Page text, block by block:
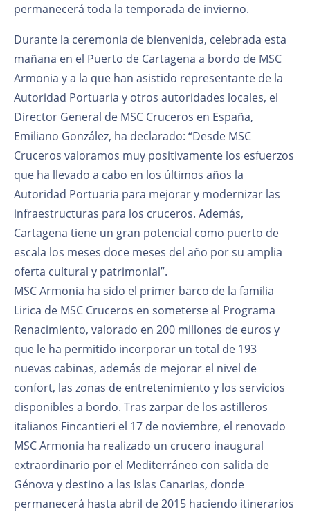
permanecerá toda la temporada de invierno.
Durante la ceremonia de bienvenida, celebrada esta
mañana en el Puerto de Cartagena a bordo de MSC
Armonia y a la que han asistido representante de la
Autoridad Portuaria y otros autoridades locales, el
Director General de MSC Cruceros en España,
Emiliano González, ha declarado: “Desde MSC
Cruceros valoramos muy positivamente los esfuerzos
que ha llevado a cabo en los últimos años la
Autoridad Portuaria para mejorar y modernizar las
infraestructuras para los cruceros. Además,
Cartagena tiene un gran potencial como puerto de
escala los meses doce meses del año por su amplia
oferta cultural y patrimonial”.
MSC Armonia ha sido el primer barco de la familia
Lirica de MSC Cruceros en someterse al Programa
Renacimiento, valorado en 200 millones de euros y
que le ha permitido incorporar un total de 193
nuevas cabinas, además de mejorar el nivel de
confort, las zonas de entretenimiento y los servicios
disponibles a bordo. Tras zarpar de los astilleros
italianos Fincantieri el 17 de noviembre, el renovado
MSC Armonia ha realizado un crucero inaugural
extraordinario por el Mediterráneo con salida de
Génova y destino a las Islas Canarias, donde
permanecerá hasta abril de 2015 haciendo itinerarios